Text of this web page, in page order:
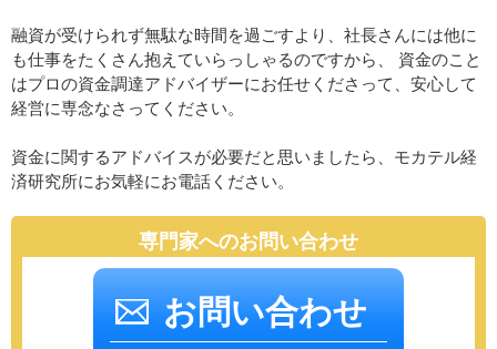
融資が受けられず無駄な時間を過ごすより、社長さんには他に
も仕事をたくさん抱えていらっしゃるのですから、 資金のこと
はプロの資金調達アドバイザーにお任せくださって、安心して
経営に専念なさってください。
資金に関するアドバイスが必要だと思いましたら、モカテル経
済研究所にお気軽にお電話ください。
専門家へのお問い合わせ
お問い合わせ